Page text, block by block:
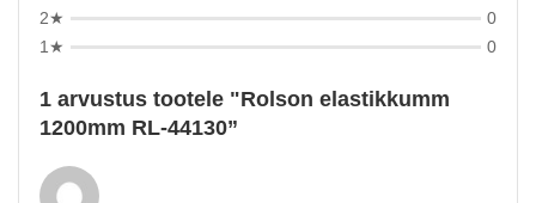
2★
0
1★
0
1 arvustus tootele
Rolson elastikkumm
1200mm RL-44130